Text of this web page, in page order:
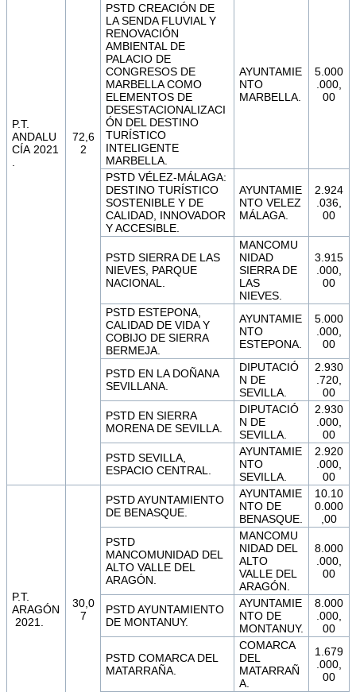
P.T.
ANDALU
CÍA 2021
72,6
2
PSTD CREACIÓN DE
LA SENDA FLUVIAL Y
RENOVACIÓN
AMBIENTAL DE
PALACIO DE
CONGRESOS DE
MARBELLA COMO
ELEMENTOS DE
DESESTACIONALIZACI
ÓN DEL DESTINO
TURÍSTICO
INTELIGENTE
MARBELLA.
AYUNTAMIE
NTO
MARBELLA.
5.000
.000,
00
PSTD VÉLEZ-MÁLAGA:
DESTINO TURÍSTICO
SOSTENIBLE Y DE
CALIDAD, INNOVADOR
Y ACCESIBLE.
AYUNTAMIE
NTO VELEZ
MÁLAGA.
2.924
.036,
00
PSTD SIERRA DE LAS
NIEVES, PARQUE
NACIONAL.
MANCOMU
NIDAD
SIERRA DE
LAS
NIEVES.
3.915
.000,
00
PSTD ESTEPONA,
CALIDAD DE VIDA Y
COBIJO DE SIERRA
BERMEJA.
AYUNTAMIE
NTO
ESTEPONA.
5.000
.000,
00
PSTD EN LA DOÑANA
SEVILLANA.
DIPUTACIÓ
N DE
SEVILLA.
2.930
.720,
00
PSTD EN SIERRA
MORENA DE SEVILLA.
DIPUTACIÓ
N DE
SEVILLA.
2.930
.000,
00
PSTD SEVILLA,
ESPACIO CENTRAL.
AYUNTAMIE
NTO
SEVILLA.
2.920
.000,
00
P.T.
ARAGÓN
2021.
30,0
7
PSTD AYUNTAMIENTO
DE BENASQUE.
AYUNTAMIE
NTO DE
BENASQUE.
10.10
0.000
,00
PSTD
MANCOMUNIDAD DEL
ALTO VALLE DEL
ARAGÓN.
MANCOMU
NIDAD DEL
ALTO
VALLE DEL
ARAGÓN.
8.000
.000,
00
PSTD AYUNTAMIENTO
DE MONTANUY.
AYUNTAMIE
NTO DE
MONTANUY.
8.000
.000,
00
PSTD COMARCA DEL
MATARRAÑA.
COMARCA
DEL
MATARRAÑ
A.
1.679
.000,
00